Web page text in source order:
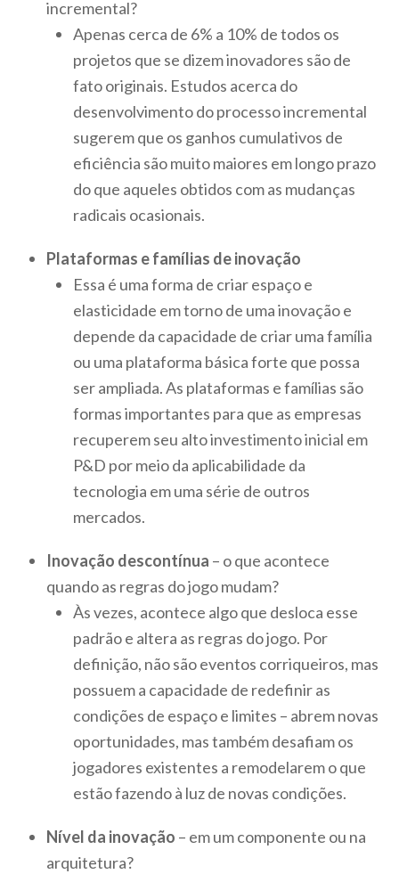
incremental?
Apenas cerca de 6% a 10% de todos os
projetos que se dizem inovadores são de
fato originais. Estudos acerca do
desenvolvimento do processo incremental
sugerem que os ganhos cumulativos de
eficiência são muito maiores em longo prazo
do que aqueles obtidos com as mudanças
radicais ocasionais.
Plataformas e famílias de inovação
Essa é uma forma de criar espaço e
elasticidade em torno de uma inovação e
depende da capacidade de criar uma família
ou uma plataforma básica forte que possa
ser ampliada. As plataformas e famílias são
formas importantes para que as empresas
recuperem seu alto investimento inicial em
P&D por meio da aplicabilidade da
tecnologia em uma série de outros
mercados.
Inovação descontínua – o que acontece
quando as regras do jogo mudam?
Às vezes, acontece algo que desloca esse
padrão e altera as regras do jogo. Por
definição, não são eventos corriqueiros, mas
possuem a capacidade de redefinir as
condições de espaço e limites – abrem novas
oportunidades, mas também desafiam os
jogadores existentes a remodelarem o que
estão fazendo à luz de novas condições.
Nível da inovação – em um componente ou na
arquitetura?